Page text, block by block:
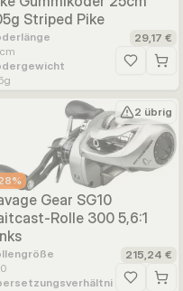
hinzufügen
Striped Pike
cm
g
29,17 €
Zur
hinzufügen
%
2 übrig
Gear SG10
Rolle 300 5,6:1
215,24 €
Zur